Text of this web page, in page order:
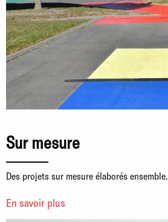
Sur mesure
Des projets sur mesure élaborés ensemble.
En savoir plus